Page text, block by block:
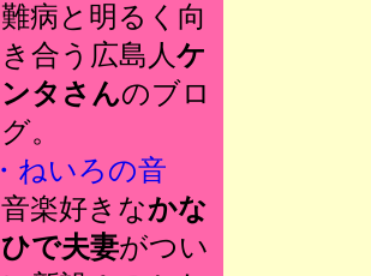
難病と明るく向
き合う広島人ケ
ンタさんのブロ
グ。
・ねいろの音
音楽好きなかな
ひで夫妻がつい